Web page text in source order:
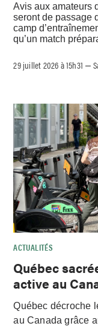
Avis aux amateurs
seront de passage
camp
qu’un match
29 juillet 2026 à 15h31 –
ACTUALITÉS
Québec
active au
Québec décroche
au Canada grâce